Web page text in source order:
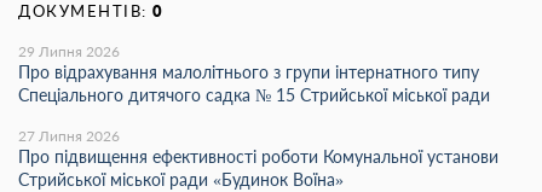
ДОКУМЕНТІВ: 0
29 Липня 2026
Про відрахування малолітнього з групи інтернатного типу
Спеціального дитячого садка № 15 Стрийської міської ради
27 Липня 2026
Про підвищення ефективності роботи Комунальної установи
Стрийської міської ради «Будинок Воїна»